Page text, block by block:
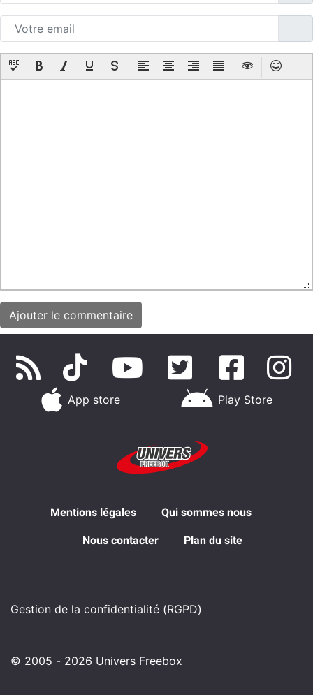
App store Play Store
Mentions légales Qui sommes nous
Nous contacter Plan du site
Gestion de la confidentialité (RGPD)
© 2005 - 2026 Univers Freebox